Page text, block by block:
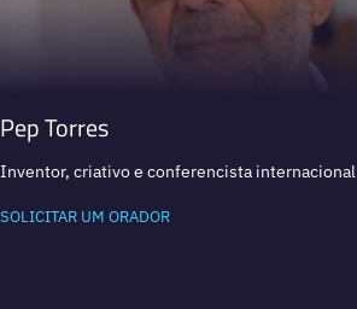
Pep Torres
Inventor, criativo e conferencista internacional
SOLICITAR UM ORADOR